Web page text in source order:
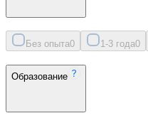
Без опыта0 1-3 года0
Образование